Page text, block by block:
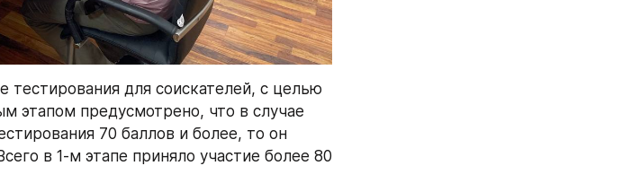
тестирования для соискателей, с целью
этапом предусмотрено, что в случае
70 баллов и более, то он
в 1-м этапе приняло участие более 80